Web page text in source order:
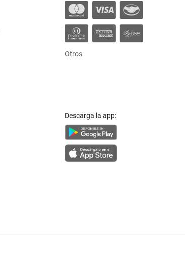
Otros
Descarga la app: